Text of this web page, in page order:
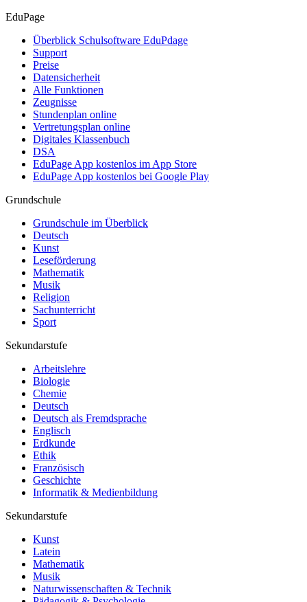
EduPage
Überblick Schulsoftware EduPdage
Support
Preise
Datensicherheit
Alle Funktionen
Zeugnisse
Stundenplan online
Vertretungsplan online
Digitales Klassenbuch
DSA
EduPage App kostenlos im App Store
EduPage App kostenlos bei Google Play
Grundschule
Grundschule im Überblick
Deutsch
Kunst
Leseförderung
Mathematik
Musik
Religion
Sachunterricht
Sport
Sekundarstufe
Arbeitslehre
Biologie
Chemie
Deutsch
Deutsch als Fremdsprache
Englisch
Erdkunde
Ethik
Französisch
Geschichte
Informatik & Medienbildung
Sekundarstufe
Kunst
Latein
Mathematik
Musik
Naturwissenschaften & Technik